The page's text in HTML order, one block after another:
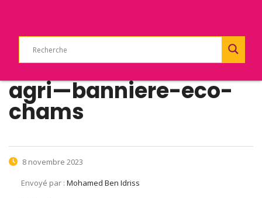
agri—banniere-eco-
chams
8 novembre 2023
Envoyé par : Mohamed Ben Idriss